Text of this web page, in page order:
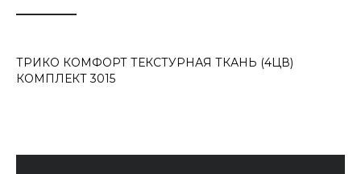
ТРИКО КОМФОРТ ТЕКСТУРНАЯ ТКАНЬ (4ЦВ)
КОМПЛЕКТ 3015